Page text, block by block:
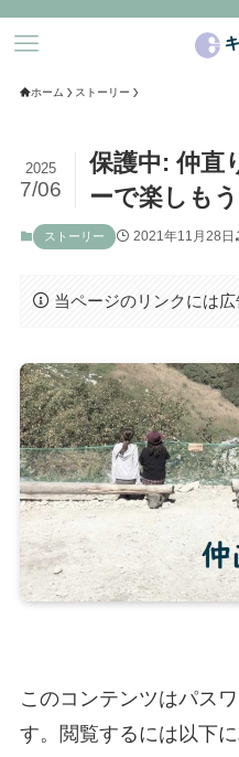
ホーム ストーリー
保護中: 仲直
ーで楽しもう
2025
7/06
ストーリー 2021年11月28日
当ページのリンクには広
このコンテンツはパス
す。閲覧するには以下